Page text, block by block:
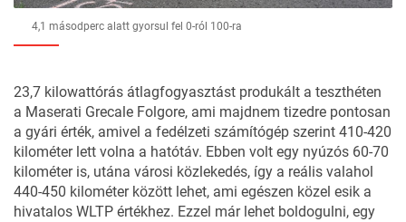
4,1 másodperc alatt gyorsul fel 0-ról 100-ra
23,7 kilowattórás átlagfogyasztást produkált a teszthéten
a Maserati Grecale Folgore, ami majdnem tizedre pontosan
a gyári érték, amivel a fedélzeti számítógép szerint 410-420
kilométer lett volna a hatótáv. Ebben volt egy nyúzós 60-70
kilométer is, utána városi közlekedés, így a reális valahol
440-450 kilométer között lehet, ami egészen közel esik a
hivatalos WLTP értékhez. Ezzel már lehet boldogulni, egy